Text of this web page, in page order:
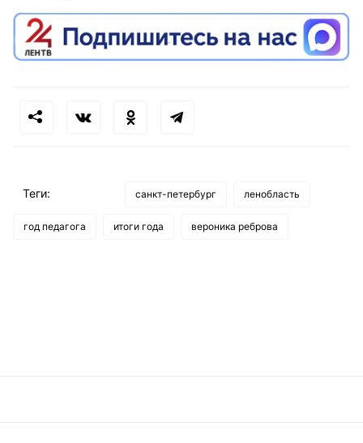
Теги: санкт-петербург ленобласть
год педагога итоги года вероника реброва